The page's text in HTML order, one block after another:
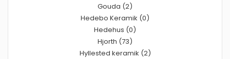
Gouda (2)
Hedebo Keramik (0)
Hedehus (0)
Hjorth (73)
Hyllested keramik (2)